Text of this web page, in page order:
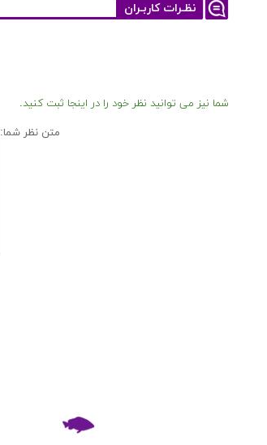
نظـرات کاربـران
شما نیز می توانید نظر خود را در اینجا ثبت کنید.
متن نظر شما: